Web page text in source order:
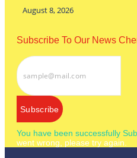
August 8, 2026
Subscribe To Our News
Subscribe
You have been successfully
went wrong, please try again.